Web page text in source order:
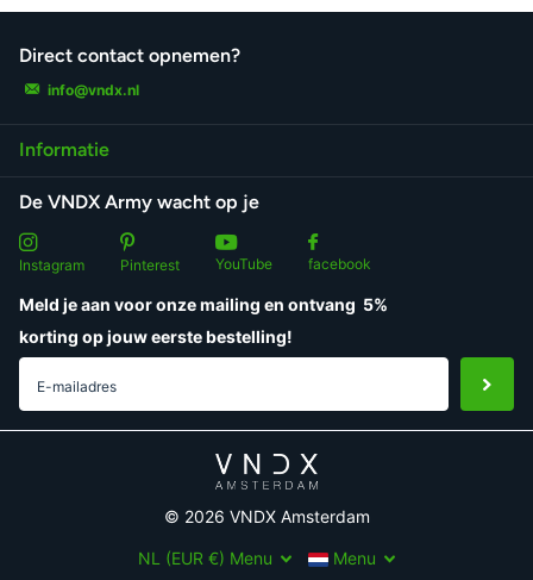
Direct contact opnemen?
info@vndx.nl
Informatie
De VNDX Army wacht op je
Instagram Pinterest YouTube facebook
Meld je aan voor onze mailing en ontvang 5%
korting op jouw eerste bestelling!
© 2026 VNDX Amsterdam
NL (EUR €) Menu Menu